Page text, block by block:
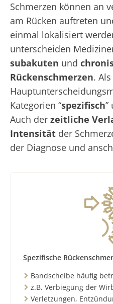
Schmerzen können an
am Rücken auftreten
einmal lokalisiert
unterscheiden
subakuten und
Rückenschmerzen.
Kategorien “spezifisch”
Auch der zeitliche
Intensität der
der Diagnose und
Spezifische
Bandscheibe häufig
z.B. Verbiegung der
Verletzungen,